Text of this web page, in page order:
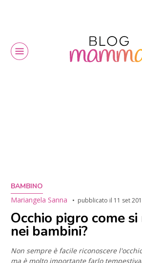
BAMBINO
Mariangela Sanna
pubblicato il 11 set
Occhio pigro come
nei bambini?
Non sempre è facile riconoscere
ma è molto importante farlo